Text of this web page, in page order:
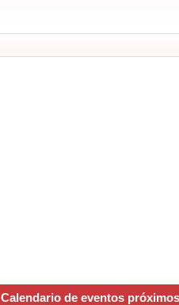
Calendario de eventos próximos